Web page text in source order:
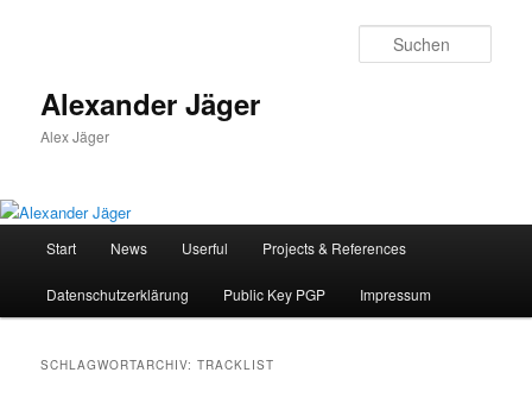
Alexander Jäger
Alex Jäger
Start News Userful Projects & References
Datenschutzerklärung Public Key PGP Impressum
SCHLAGWORTARCHIV:TRACKLIST